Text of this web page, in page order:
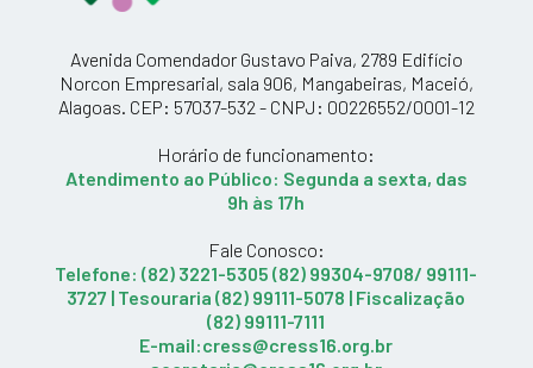
Avenida Comendador Gustavo Paiva, 2789 Edifício
Norcon Empresarial, sala 906, Mangabeiras, Maceió,
Alagoas. CEP: 57037-532 - CNPJ: 00226552/0001-12
Horário de funcionamento:
Atendimento ao Público: Segunda a sexta, das
9h às 17h
Fale Conosco:
Telefone: (82) 3221-5305 (82) 99304-9708/ 99111-
3727 | Tesouraria (82) 99111-5078 | Fiscalização
(82) 99111-7111
E-mail:cress@cress16.org.br